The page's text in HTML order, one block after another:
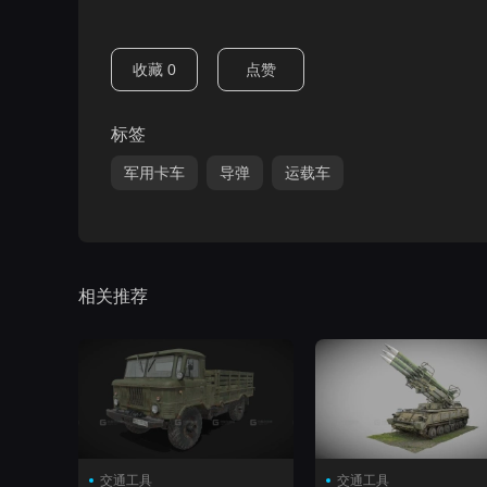
收藏 0 点赞
标签
军用卡车 导弹 运载车
相关推荐
交通工具 交通工具